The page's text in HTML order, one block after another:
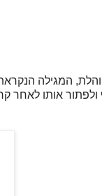
המגילה
אותו לאחר